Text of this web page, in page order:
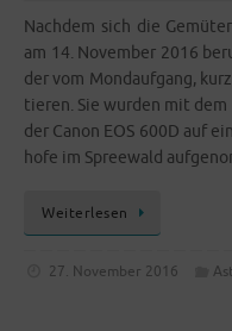
Nach­dem sich die
am 14. Novem­ber 2016
der vom Mond­auf­gang,
tie­ren. Sie wur­den mit
der Canon EOS 600D auf
ho­fe im Spree­wald
Wei­ter­le­sen
27. November 2016